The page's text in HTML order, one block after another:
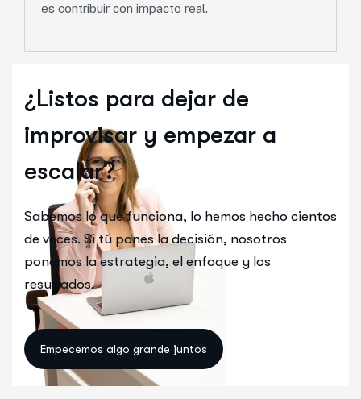
es contribuir con impacto real.
¿Listos para dejar de
improvisar y empezar a
escalar?
Sabemos lo que funciona, lo hemos hecho cientos
de veces. Si tú pones la decisión, nosotros
ponemos la estrategia, el enfoque y los
resultados.